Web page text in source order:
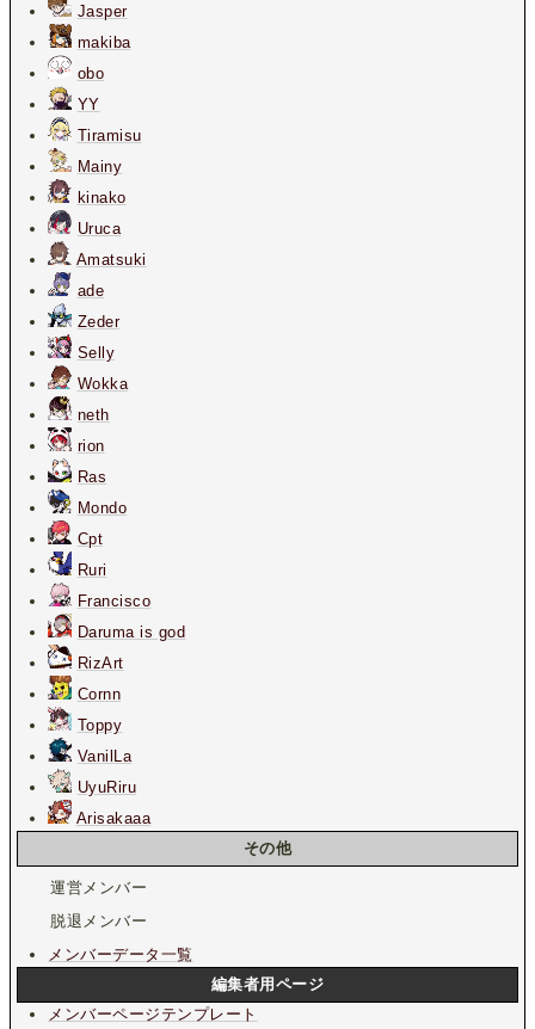
Jasper
makiba
obo
YY
Tiramisu
Mainy
kinako
Uruca
Amatsuki
ade
Zeder
Selly
Wokka
neth
rion
Ras
Mondo
Cpt
Ruri
Francisco
Daruma is god
RizArt
Cornn
Toppy
VanilLa
UyuRiru
Arisakaaa
その他
運営メンバー
脱退メンバー
メンバーデータ一覧
編集者用ページ
メンバーページテンプレート